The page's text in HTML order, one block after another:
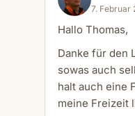
7. Februar
Hallo Thomas,
Danke für den
sowas auch
halt auch eine
meine Freizeit